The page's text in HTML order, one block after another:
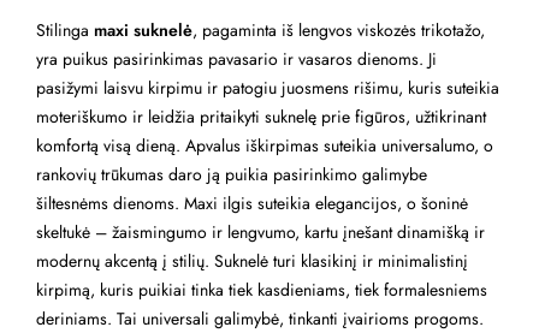
Stilinga maxi suknelė, pagaminta iš lengvos viskozės trikotažo,
yra puikus pasirinkimas pavasario ir vasaros dienoms. Ji
pasižymi laisvu kirpimu ir patogiu juosmens rišimu, kuris suteikia
moteriškumo ir leidžia pritaikyti suknelę prie figūros, užtikrinant
komfortą visą dieną. Apvalus iškirpimas suteikia universalumo, o
rankovių trūkumas daro ją puikia pasirinkimo galimybe
šiltesnėms dienoms. Maxi ilgis suteikia elegancijos, o šoninė
skeltukė – žaismingumo ir lengvumo, kartu įnešant dinamišką ir
modernų akcentą į stilių. Suknelė turi klasikinį ir minimalistinį
kirpimą, kuris puikiai tinka tiek kasdieniams, tiek formalesniems
deriniams. Tai universali galimybė, tinkanti įvairioms progoms.